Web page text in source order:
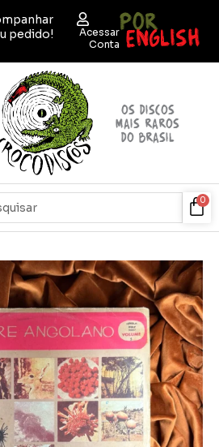
pedido!
Acessar
Conta
POR
ENGLISH
OS discos
mais raros
do brasil
0